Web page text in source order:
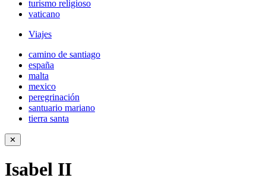
turismo religioso
vaticano
Viajes
camino de santiago
españa
malta
mexico
peregrinación
santuario mariano
tierra santa
✕
Isabel II